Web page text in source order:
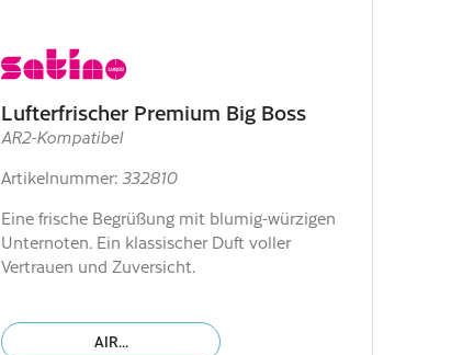
Lufterfrischer Premium Big Boss
AR2-Kompatibel
Artikelnummer:332810
Eine frische Begrüßung mit blumig-würzigen
Unternoten. Ein klassischer Duft voller
Vertrauen und Zuversicht.
AIR…